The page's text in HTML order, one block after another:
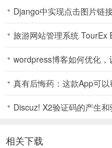
提供公共服务，保障小镇有
5. 应对各种挑战，自然资
来，多阶段发展扩展小镇世
问：初始建造有什么要点？
Django中实现点击图片链
旅游网站管理系统 TourEx
wordpress博客如何优化
真有后悔药：这款App可
Discuz! X2验证码的产生
相关下载